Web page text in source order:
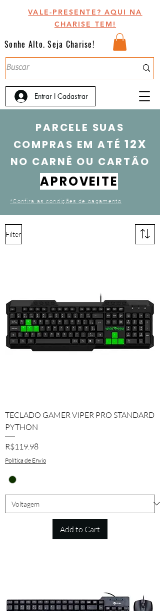
VALE-PRESENTE? AQUI NA
CHARISE TEM!
Sonhe Alto. Seja Charise!
Entrar I Cadastrar
PARCELE SUAS
COMPRAS EM ATÉ12X
NO CARNÊ OU CARTÃO
APROVEITE
*Confira as condições de pagamento
Filter
TECLADO GAMER VIPER PRO STANDARD
PYTHON
Price
R$119.98
Política de Envio
Add to Cart